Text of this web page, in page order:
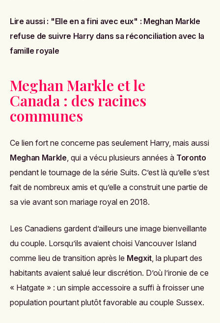
Lire aussi : "Elle en a fini avec eux" : Meghan Markle
refuse de suivre Harry dans sa réconciliation avec la
famille royale
Meghan Markle et le
Canada : des racines
communes
Ce lien fort ne concerne pas seulement Harry, mais aussi
Meghan Markle , qui a vécu plusieurs années à Toronto
pendant le tournage de la série Suits. C’est là qu’elle s’est
fait de nombreux amis et qu’elle a construit une partie de
sa vie avant son mariage royal en 2018.
Les Canadiens gardent d’ailleurs une image bienveillante
du couple. Lorsqu’ils avaient choisi Vancouver Island
comme lieu de transition après le Megxit , la plupart des
habitants avaient salué leur discrétion. D’où l’ironie de ce
« Hatgate » : un simple accessoire a suffi à froisser une
population pourtant plutôt favorable au couple Sussex.